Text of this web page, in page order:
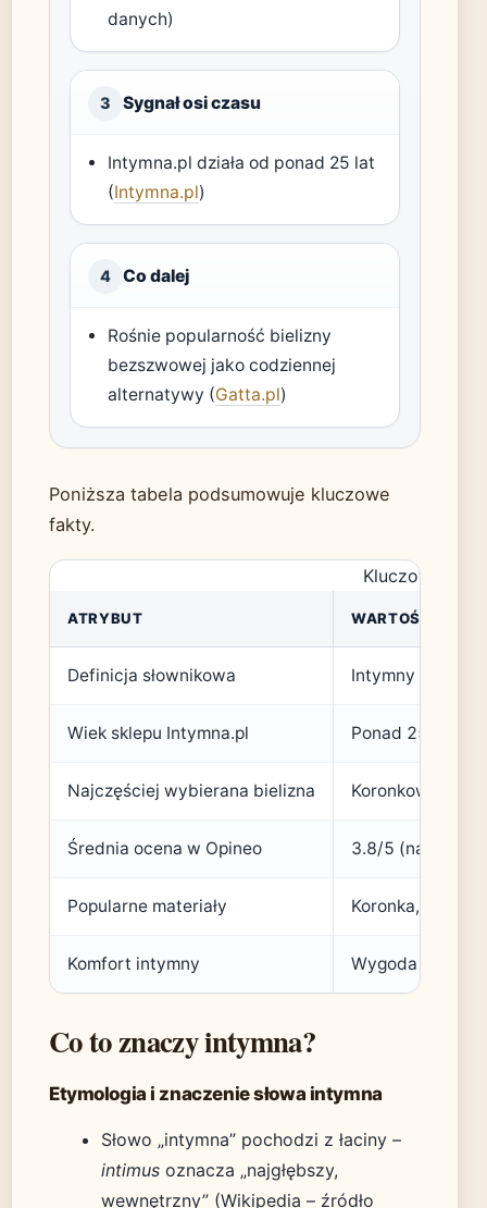
danych)
3 Sygnał osi czasu
Intymna.pl działa od ponad 25 lat
(Intymna.pl)
4 Co dalej
Rośnie popularność bielizny
bezszwowej jako codziennej
alternatywy (Gatta.pl)
Poniższa tabela podsumowuje kluczowe
fakty.
Kluczowe
ATRYBUT WARTOŚĆ
Definicja słownikowa Intymny –
Wiek sklepu Intymna.pl Ponad 25 lat na
Najczęściej wybierana bielizna Koronkowe
Średnia ocena w Opineo 3.8/5 (na
Popularne materiały Koronka,
Komfort intymny Wygoda i brak
Co to znaczy intymna?
Etymologia i znaczenie słowa intymna
Słowo „intymna” pochodzi z łaciny –
intimus oznacza „najgłębszy,
wewnętrzny” (Wikipedia – źródło